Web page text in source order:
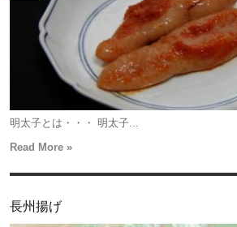
明太子とは・・・ 明太子...
Read More »
長州揚げ